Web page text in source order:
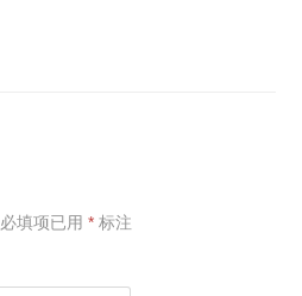
必填项已用* 标注